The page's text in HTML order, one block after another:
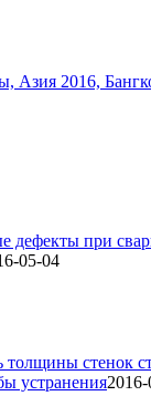
Азия 2016,
дефекты при
05-04
толщины стенок
устранения